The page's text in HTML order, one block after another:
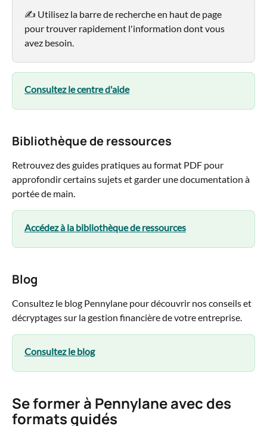
✍️ Utilisez la barre de recherche en haut de page
pour trouver rapidement l'information dont vous
avez besoin.
Consultez le centre d'aide
Bibliothèque de ressources
Retrouvez des guides pratiques au format PDF pour
approfondir certains sujets et garder une documentation à
portée de main.
Accédez à la bibliothèque de ressources
Blog
Consultez le blog Pennylane pour découvrir nos conseils et
décryptages sur la gestion financière de votre entreprise.
Consultez le blog
Se former à Pennylane avec des
formats guidés